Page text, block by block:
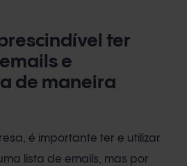
ter
e
de maneira
é importante ter e utilizar
lista de emails, mas por